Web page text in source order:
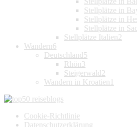
Stellplätze in
Stellplätze in
Stellplätze in
Stellplätze Italien2
Wandern6
Deutschland5
Rhön3
Steigerwald2
Wandern in Kroatien 1
Cookie-Richtlinie
Datenschutzerklärung